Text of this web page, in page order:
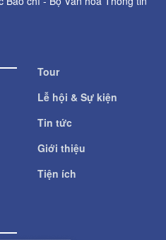
Tour
Lễ hội & Sự kiện
Tin tức
Giới thiệu
Tiện ích